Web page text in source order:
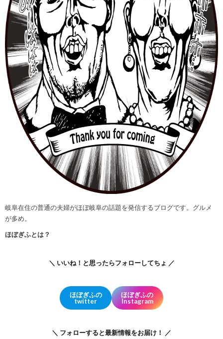
岐阜在住の普通の夫婦がほぼ岐阜の話題を発信するブログです。グルメ
が多め。
ほぼぎふとは？
＼ いいね！と思ったらフォローしてちょ ／
ほぼぎふの
twitter
ほぼぎふの
Instagram
＼ フォローすると最新情報をお届け！ ／